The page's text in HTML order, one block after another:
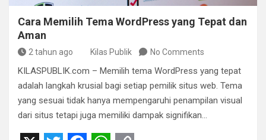
Cara Memilih Tema WordPress yang Tepat dan
Aman
2 tahun ago Kilas Publik No Comments
KILASPUBLIK.com – Memilih tema WordPress yang tepat
adalah langkah krusial bagi setiap pemilik situs web. Tema
yang sesuai tidak hanya mempengaruhi penampilan visual
dari situs tetapi juga memiliki dampak signifikan…